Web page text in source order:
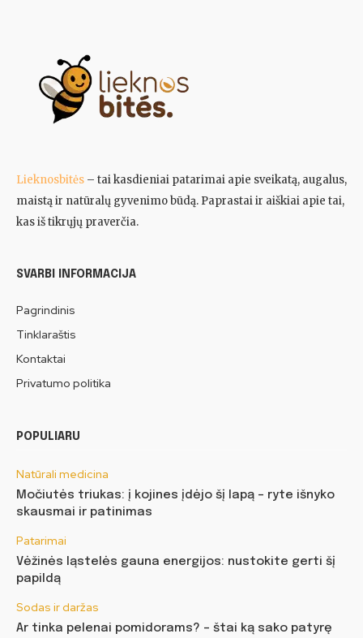
Lieknosbitės – tai kasdieniai patarimai apie sveikatą, augalus,
maistą ir natūralų gyvenimo būdą. Paprastai ir aiškiai apie tai,
kas iš tikrųjų praverčia.
SVARBI INFORMACIJA
Pagrindinis
Tinklaraštis
Kontaktai
Privatumo politika
POPULIARU
Natūrali medicina
Močiutės triukas: į kojines įdėjo šį lapą – ryte išnyko
skausmai ir patinimas
Patarimai
Vėžinės ląstelės gauna energijos: nustokite gerti šį
papildą
Sodas ir daržas
Ar tinka pelenai pomidorams? – štai ką sako patyrę